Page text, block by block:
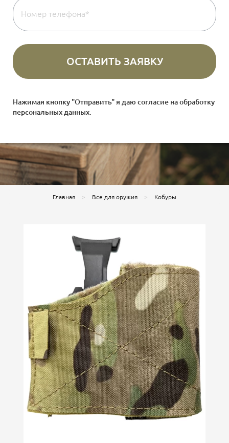
Нажимая кнопку "Отправить" я даю согласие наобработку
персональных данных
Главная Все для оружия Кобуры